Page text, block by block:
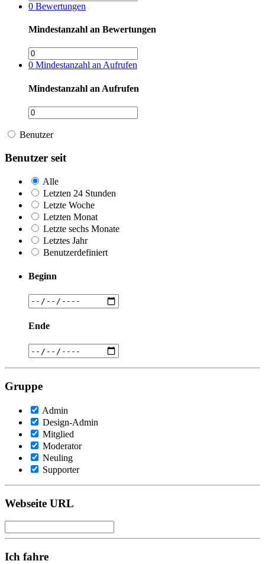
0 Bewertungen
Mindestanzahl an Bewertungen
0 Mindestanzahl an Aufrufen
Mindestanzahl an Aufrufen
Benutzer
Benutzer seit
Alle
Letzten 24 Stunden
Letzte Woche
Letzten Monat
Letzte sechs Monate
Letztes Jahr
Benutzerdefiniert
Beginn
Ende
Gruppe
Admin
Design-Admin
Mitglied
Moderator
Neuling
Supporter
Webseite URL
Ich fahre